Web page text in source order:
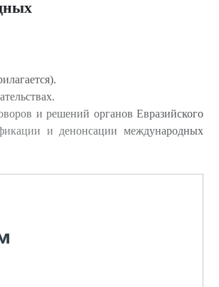
и решений органов Евразийского
и денонсации международных